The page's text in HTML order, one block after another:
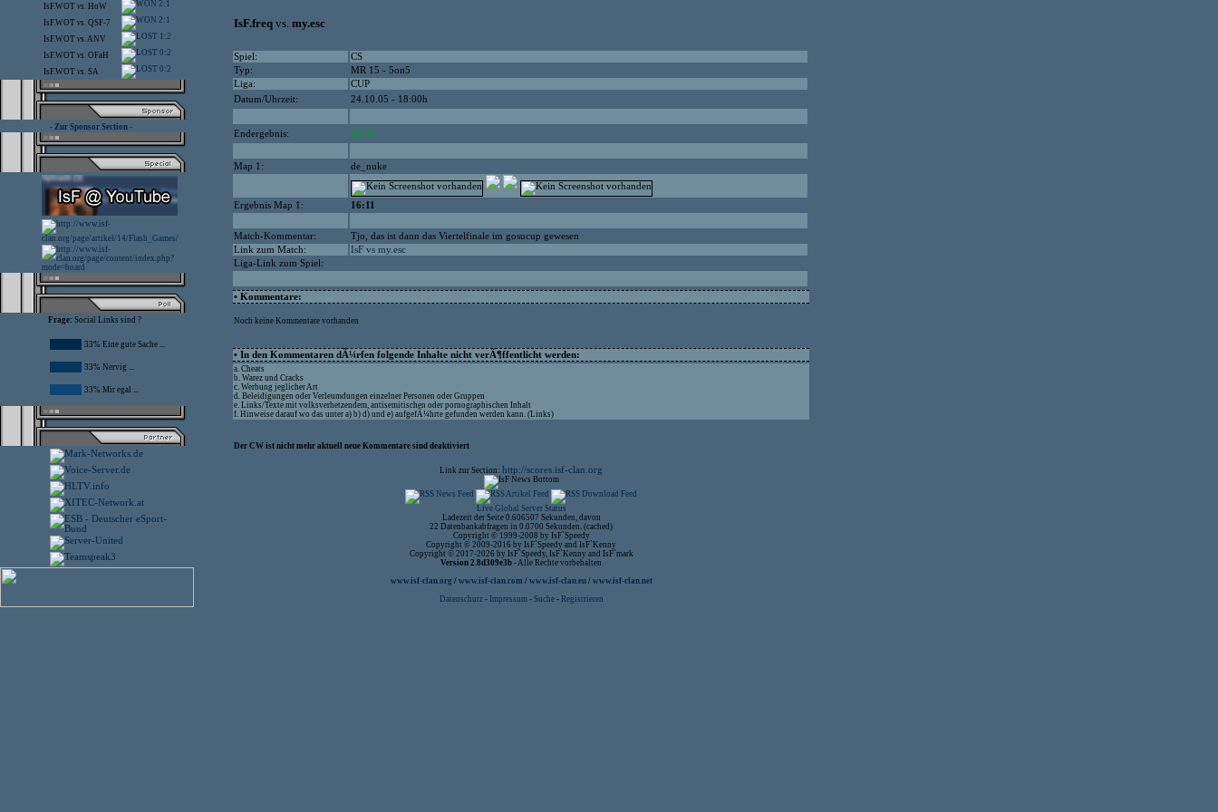
IsF.WOT vs. HoW 2:1
IsF.WOT vs. QSF-7 2:1
IsF.WOT vs.ANV 1:2
IsF.WOT vs. OFaH 0:2
IsF.WOT vs. SA 0:2
- Zur Sponsor Section -
Frage: Social Links sind ?
33% Eine gute Sache ...
33% Nervig ...
33% Mir egal ...
IsF.freq vs. my.esc
Spiel:
CS
Typ:
MR 15 - 5on5
Liga:
CUP
Datum/Uhrzeit:
24.10.05 - 18:00h
Endergebnis: 16:11
Map 1: de_nuke
Ergebnis Map 1: 16:11
Match-Kommentar:
Tjo, das ist dann das Viertelfinale im gosucup gewesen
Link zum Match:
IsF vs my.esc
Liga-Link zum Spiel:
• Kommentare:
Noch keine Kommentare vorhanden
• In den Kommentaren dÃ¼rfen folgende Inhalte nicht verÃ¶ffentlicht werden:
a. Cheats
b. Warez und Cracks
c. Werbung jeglicher Art
d. Beleidigungen oder Verleumdungen einzelner Personen oder Gruppen
e. Links/Texte mit volksverhetzendem, antisemitischen oder pornographischen Inhalt
f. Hinweise darauf wo das unter a) b) d) und e) aufgefÃ¼hrte gefunden werden kann. (Links)
Der CW ist nicht mehr aktuell neue Kommentare sind deaktiviert
Link zur Section: http://scores.isf-clan.org
Live Global Server Status
Ladezeit der Seite 0.606507 Sekunden, davon
22 Datenbankabfragen in 0.0700 Sekunden. (cached)
Copyright © 1999-2008 by IsF`Speedy
Copyright © 2009-2016 by IsF`Speedy and IsF`Kenny
Copyright © 2017-2026 by IsF`Speedy, IsF`Kenny and IsF`mark
Version 2.8d309e3b - Alle Rechte vorbehalten
www.isf-clan.org / www.isf-clan.com / www.isf-clan.eu/ www.isf-clan.net
Datenschutz - Impressum- Suche- Registrieren